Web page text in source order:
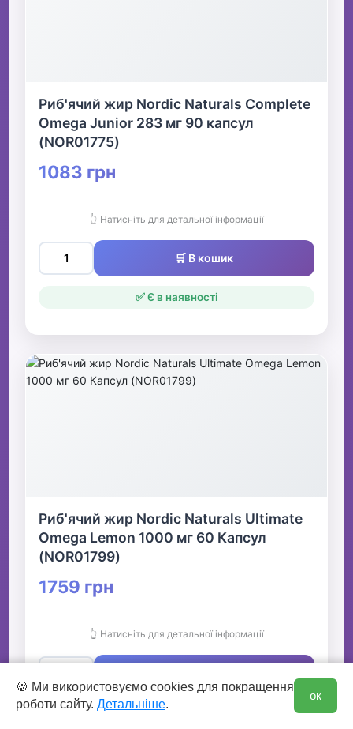
Риб'ячий жир Nordic Naturals Complete
Omega Junior 283 мг 90 капсул
(NOR01775)
1083 грн
👆 Натисніть для детальної інформації
🛒 В кошик
✅ Є в наявності
Риб'ячий жир Nordic Naturals Ultimate
Omega Lemon 1000 мг 60 Капсул
(NOR01799)
1759 грн
👆 Натисніть для детальної інформації
✅ Є в наявності
🍪 Ми використовуємо cookies для покращення
роботи сайту. Детальніше.
ок
0